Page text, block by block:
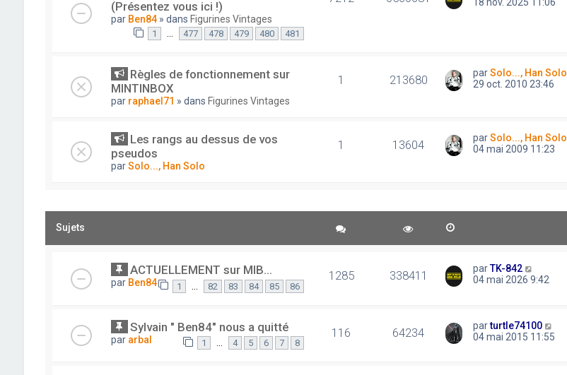
(Présentez vous ici !)
par Ben84 » dans Figurines Vintages
1 … 477 478 479 480 481
Règles de fonctionnement sur
MINTINBOX
par raphael71 » dans Figurines Vintages
1 213680 parSolo..., Han Solo
29 oct. 2010 23:46
Les rangs au dessus de vos
pseudos
parSolo..., Han Solo
1 13604 parSolo..., Han Solo
04 mai 2009 11:23
Sujets
ACTUELLEMENT sur MIB...
par Ben84 1 82 83 84 85 86
1285 338411 parTK-842
04 mai 2026 9:42
Sylvain " Ben84" nous a quitté
par arbal 1 4 5 6 7 8
116 64234 parturtle74100
04 mai 2015 11:55